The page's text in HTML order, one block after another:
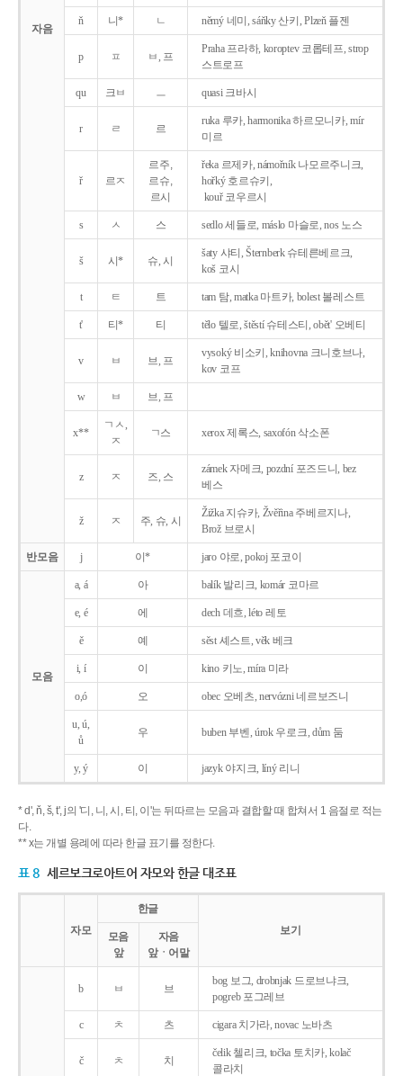
자음
ň 니* ㄴ němý 네미, sáňky 산키, Plzeň 플젠
p ㅍ ㅂ, 프
Praha 프라하, koroptev 코롭테프, strop
스트로프
qu 크ㅂ ㅡ quasi 크바시
r ㄹ 르
ruka 루카, harmonika 하르모니카, mír
미르
ř 르ㅈ
르주,
르슈,
르시
řeka 르제카, námořník 나모르주니크,
hořký 호르슈키,
kouř 코우르시
s ㅅ 스 sedlo 세들로, máslo 마슬로, nos 노스
š 시* 슈, 시
šaty 샤티, Šternberk 슈테른베르크,
koš 코시
t ㅌ 트 tam 탐, matka 마트카, bolest 볼레스트
t' 티* 티 tělo 텔로, štěstí 슈테스티, obět' 오베티
v ㅂ 브, 프
vysoký 비소키, knihovna 크니호브나,
kov 코프
w ㅂ 브, 프
x**
ㄱㅅ,
ㅈ
ㄱ스 xerox 제록스, saxofón 삭소폰
z ㅈ 즈, 스
zámek 자메크, pozdní 포즈드니, bez
베스
ž ㅈ 주, 슈, 시
Žižka 지슈카, Žvěřina 주베르지나,
Brož 브로시
반모음 j 이* jaro 야로, pokoj 포코이
모음
a, á 아 balík 발리크, komár 코마르
e, é 에 dech 데흐, léto 레토
ě 예 sěst 셰스트, věk 베크
i, í 이 kino 키노, míra 미라
o,ó 오 obec 오베츠, nervózni 네르보즈니
u, ú,
ů
우 buben 부벤, úrok 우로크, dům 둠
y, ý 이 jazyk야지크, líný 리니
* d', ň, š, t', j의 '디, 니, 시, 티, 이'는 뒤따르는 모음과 결합할 때 합쳐서 1 음절로 적는
다.
** x는 개별 용례에 따라 한글 표기를 정한다.
표 8 세르보크로아트어 자모와 한글 대조표
자모
한글
보기
모음
앞
자음
앞ㆍ어말
b ㅂ 브
bog 보그, drobnjak 드로브냐크,
pogreb 포그레브
c ㅊ 츠 cigara 치가라, novac 노바츠
č ㅊ 치
čelik 첼리크, točka 토치카, kolač
콜라치